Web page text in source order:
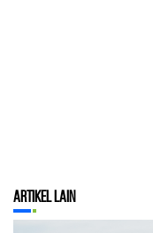
Artikel Lain